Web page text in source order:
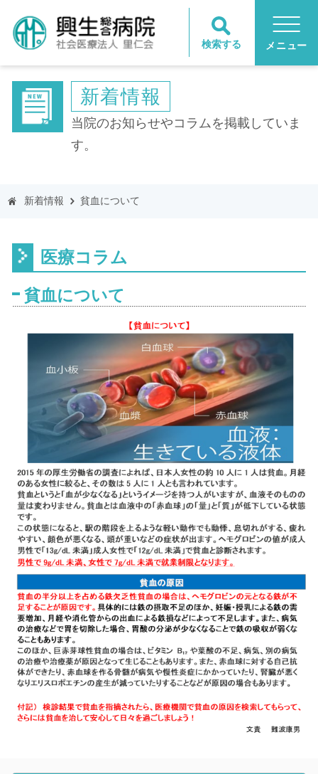
検索する メニュー
新着情報
当院のお知らせやコラムを掲載していま
す。
新着情報 貧血について
医療コラム
貧血について